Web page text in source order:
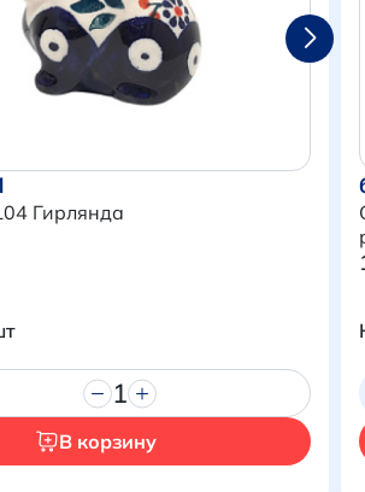
0 р.
покупки
Гирлянда
1
В корзину